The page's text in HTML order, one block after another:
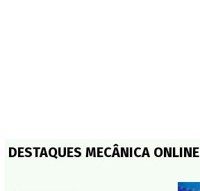
DESTAQUES MECÂNICA ONLINE